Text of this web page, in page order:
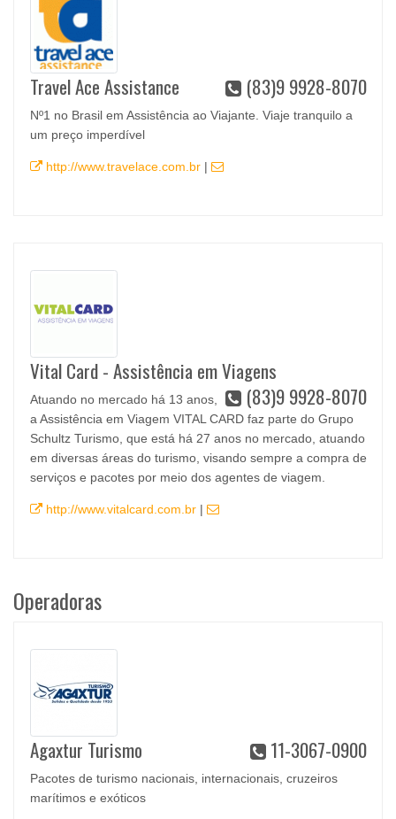
Travel Ace Assistance (83)9 9928-8070
Nº1 no Brasil em Assistência ao Viajante. Viaje tranquilo a
um preço imperdível
http://www.travelace.com.br|
Vital Card - Assistência em Viagens
(83)9 9928-8070
Atuando no mercado há 13 anos,
a Assistência em Viagem VITAL CARD faz parte do Grupo
Schultz Turismo, que está há 27 anos no mercado, atuando
em diversas áreas do turismo, visando sempre a compra de
serviços e pacotes por meio dos agentes de viagem.
http://www.vitalcard.com.br|
Operadoras
Agaxtur Turismo 11-3067-0900
Pacotes de turismo nacionais, internacionais, cruzeiros
marítimos e exóticos